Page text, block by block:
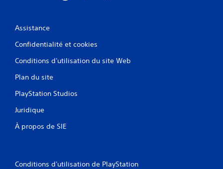
Assistance
Confidentialité et cookies
Conditions d'utilisation du site Web
Plan du site
PlayStation Studios
Juridique
À propos de SIE
Conditions d'utilisation de PlayStation